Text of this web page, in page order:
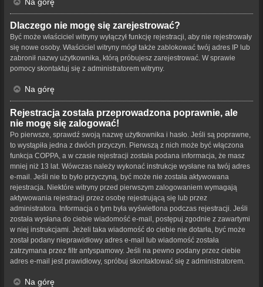
Dlaczego nie mogę się zarejestrować?
Być może właściciel witryny wyłączył funkcję rejestracji, aby nie rejestrowały
się nowe osoby. Właściciel witryny mógł także zablokować twój adres IP lub
zabronił nazwy użytkownika, którą próbujesz zarejestrować. W sprawie
pomocy skontaktuj się z administratorem witryny.
Na górę
Rejestracja została przeprowadzona poprawnie, ale
nie mogę się zalogować!
Po pierwsze, sprawdź swoją nazwę użytkownika i hasło. Jeśli są poprawne,
to wystąpiła jedna z dwóch przyczyn. Pierwszą z nich może być włączona
funkcja COPPA, a w czasie rejestracji została podana informacja, że masz
mniej niż 13 lat. Wówczas należy wykonać instrukcje wysłane na twój adres
e-mail. Jeśli nie to było przyczyną, być może nie została aktywowana
rejestracja. Niektóre witryny przed pierwszym zalogowaniem wymagają
aktywowania rejestracji przez osobę rejestrującą się lub przez
administratora. Informacja o tym była wyświetlona podczas rejestracji. Jeśli
została wysłana do ciebie wiadomość e-mail, postępuj zgodnie z zawartymi
w niej instrukcjami. Jeżeli taka wiadomość do ciebie nie dotarła, być może
został podany nieprawidłowy adres e-mail lub wiadomość została
zatrzymana przez filtr antyspamowy. Jeśli na pewno podany przez ciebie
adres e-mail jest prawidłowy, spróbuj skontaktować się z administratorem.
Na górę